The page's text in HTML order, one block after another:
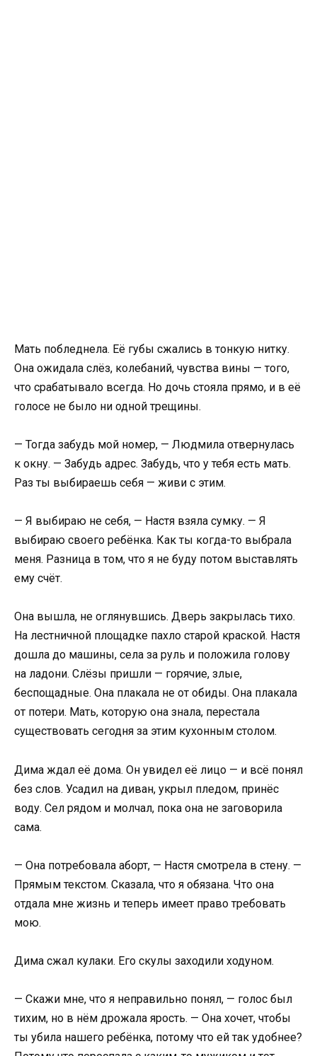
Мать побледнела. Её губы сжались в тонкую нитку.
Она ожидала слёз, колебаний, чувства вины — того,
что срабатывало всегда. Но дочь стояла прямо, и в её
голосе не было ни одной трещины.
— Тогда забудь мой номер, — Людмила отвернулась
к окну. — Забудь адрес. Забудь, что у тебя есть мать.
Раз ты выбираешь себя — живи с этим.
— Я выбираю не себя, — Настя взяла сумку. — Я
выбираю своего ребёнка. Как ты когда-то выбрала
меня. Разница в том, что я не буду потом выставлять
ему счёт.
Она вышла, не оглянувшись. Дверь закрылась тихо.
На лестничной площадке пахло старой краской. Настя
дошла до машины, села за руль и положила голову
на ладони. Слёзы пришли — горячие, злые,
беспощадные. Она плакала не от обиды. Она плакала
от потери. Мать, которую она знала, перестала
существовать сегодня за этим кухонным столом.
Дима ждал её дома. Он увидел её лицо — и всё понял
без слов. Усадил на диван, укрыл пледом, принёс
воду. Сел рядом и молчал, пока она не заговорила
сама.
— Она потребовала аборт, — Настя смотрела в стену. —
Прямым текстом. Сказала, что я обязана. Что она
отдала мне жизнь и теперь имеет право требовать
мою.
Дима сжал кулаки. Его скулы заходили ходуном.
— Скажи мне, что я неправильно понял, — голос был
тихим, но в нём дрожала ярость. — Она хочет, чтобы
ты убила нашего ребёнка, потому что ей так удобнее?